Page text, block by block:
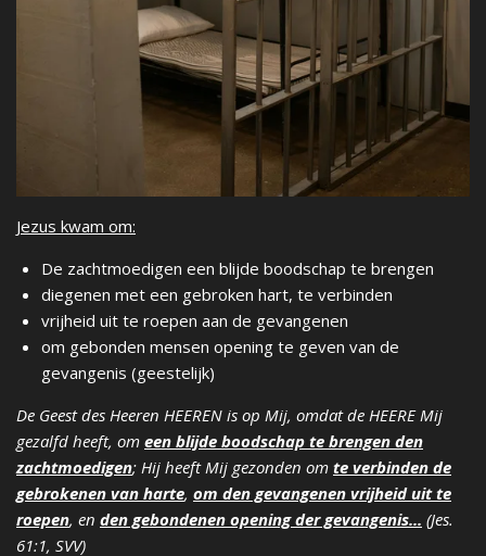
Jezus kwam om:
De zachtmoedigen een blijde boodschap te brengen
diegenen met een gebroken hart, te verbinden
vrijheid uit te roepen aan de gevangenen
om gebonden mensen opening te geven van de
gevangenis (geestelijk)
De Geest des Heeren HEEREN is op Mij, omdat de HEERE Mij
gezalfd heeft, om een blijde boodschap te brengen den
zachtmoedigen; Hij heeft Mij gezonden om te verbinden de
gebrokenen van harte, om den gevangenen vrijheid uit te
roepen, en den gebondenen opening der gevangenis... (Jes.
61:1, SVV)